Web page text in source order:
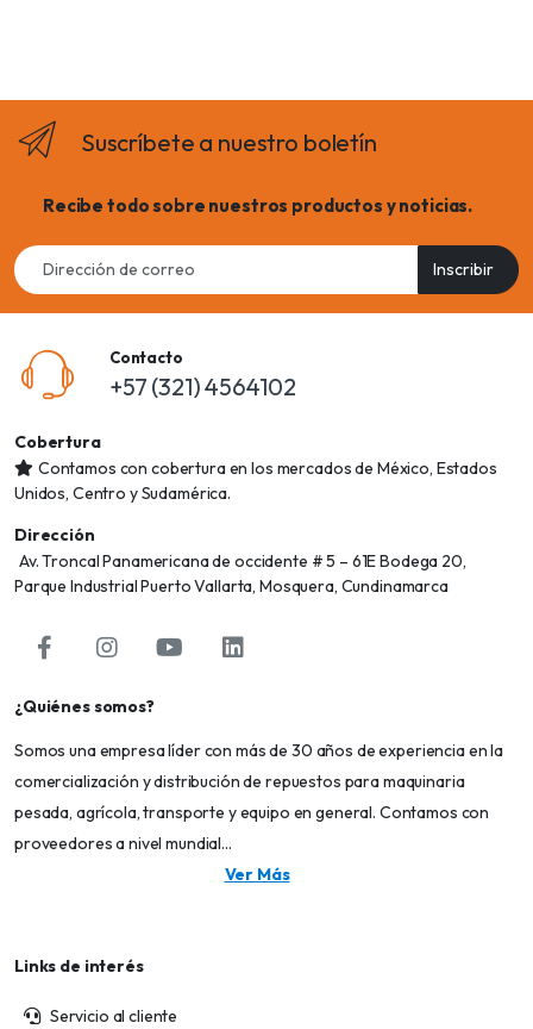
Suscríbete a nuestro boletín
Recibe todo sobre nuestros productos y noticias.
Email
address
Inscribir
Contacto
+57 (321) 4564102
Cobertura
Contamos con cobertura en los mercados de México, Estados
Unidos, Centro y Sudamérica.
Dirección
Av. Troncal Panamericana de occidente # 5 – 61E Bodega 20,
Parque Industrial Puerto Vallarta, Mosquera, Cundinamarca
¿Quiénes somos?
Somos una empresa líder con más de 30 años de experiencia en la
comercialización y distribución de repuestos para maquinaria
pesada, agrícola, transporte y equipo en general. Contamos con
proveedores a nivel mundial...
Ver Más
Links de interés
Servicio al cliente